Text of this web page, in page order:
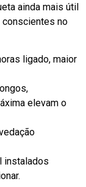
ainda mais útil
conscientes no
ligado, maior
elevam o
instalados